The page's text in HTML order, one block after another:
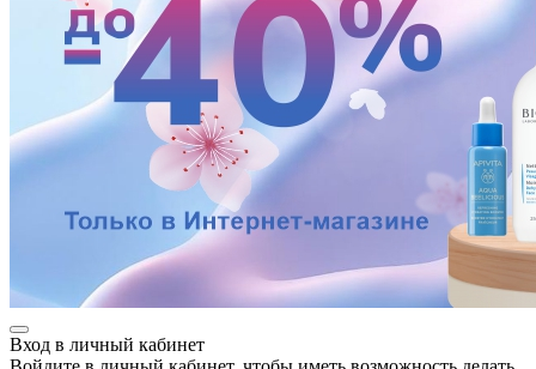
Вход в личный кабинет